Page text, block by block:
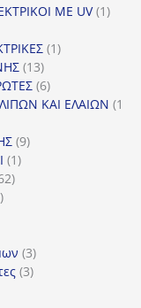
προϊόντα
ΜΕ UV 11
11
1313
προϊόντα
66
προϊόντα
ΚΑΙ ΕΛΑΙΩΝ 1
99
11
162
33
προϊόντα
33